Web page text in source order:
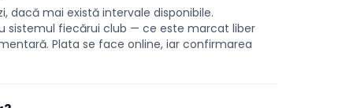
dacă mai există intervale disponibile.
sistemul fiecărui club — ce este marcat liber
Plata se face online, iar confirmarea